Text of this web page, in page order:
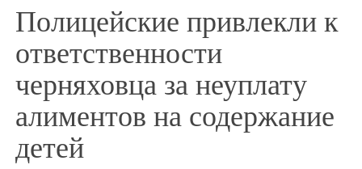
Полицейские привлекли к
ответственности
черняховца за неуплату
алиментов на содержание
детей